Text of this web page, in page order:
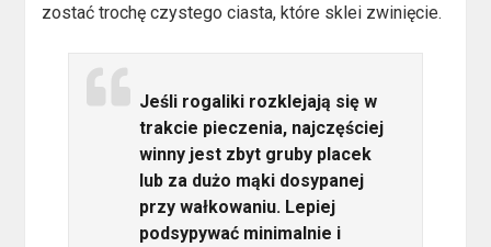
zostać trochę czystego ciasta, które sklei zwinięcie.
Jeśli rogaliki rozklejają się w
trakcie pieczenia, najczęściej
winny jest zbyt gruby placek
lub za dużo mąki dosypanej
przy wałkowaniu. Lepiej
podsypywać minimalnie i